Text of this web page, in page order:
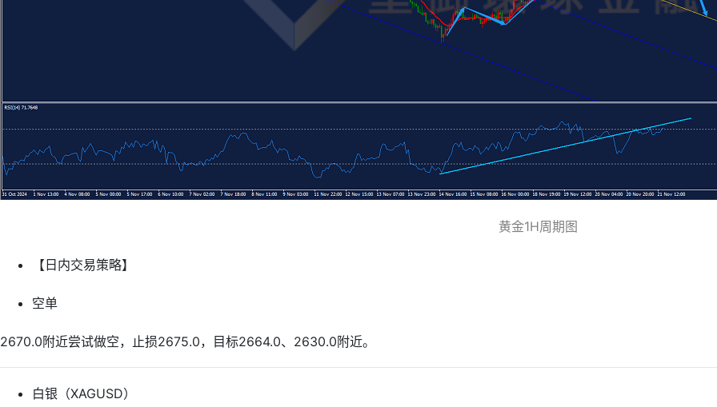
黄金1H周期图
【日内交易策略】
空单
2670.0附近尝试做空，止损2675.0，目标2664.0、2630.0附近。
白银（XAGUSD）